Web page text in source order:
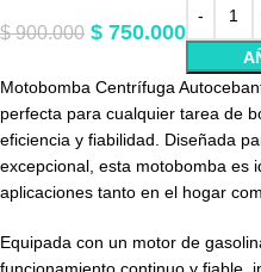
$900.000 $ 750.000
Motobomba Centrífuga
perfecta para cualquier tarea de
eficiencia y fiabilidad. Diseñada
excepcional, esta motobomba es
aplicaciones tanto en el hogar
Equipada con un motor de